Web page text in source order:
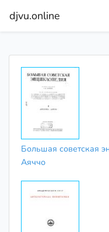
djvu.online
Большая советская
Аяччо